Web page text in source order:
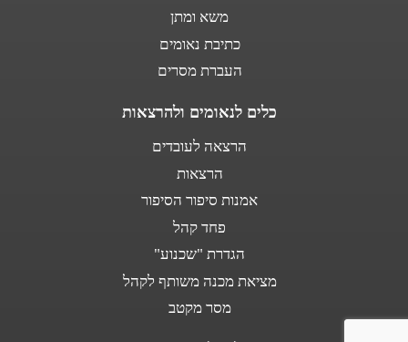
משא ומתן
כתיבת נאומים
העברת מסרים
כלים לנאומים ולהרצאות
הרצאה לעובדים
הרצאות
אמנות סיפור הסיפור
פחד קהל
הגדרת "שכנוע"
מציאת מכנה משותף לקהל
מסר מקטב